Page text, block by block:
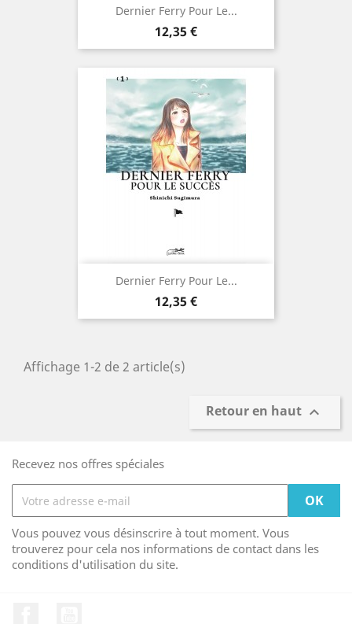
Dernier Ferry Pour Le...
Prix
12,35 €
Dernier Ferry Pour Le...
Prix
12,35 €
Affichage 1-2 de 2 article(s)
Retour en haut 
Recevez nos offres spéciales
Vous pouvez vous désinscrire à tout moment. Vous
trouverez pour cela nos informations de contact dans les
conditions d'utilisation du site.